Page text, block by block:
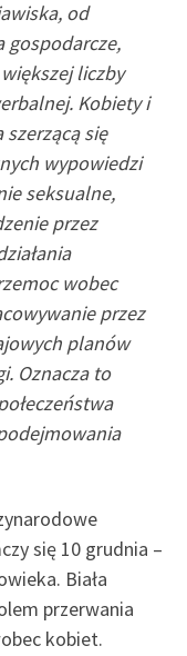
od
gospodarcze,
liczby
Kobiety i
się
wypowiedzi
seksualne,
przez
wobec
przez
planów
Oznacza to
się 10 grudnia –
Biała
przerwania
kobiet.